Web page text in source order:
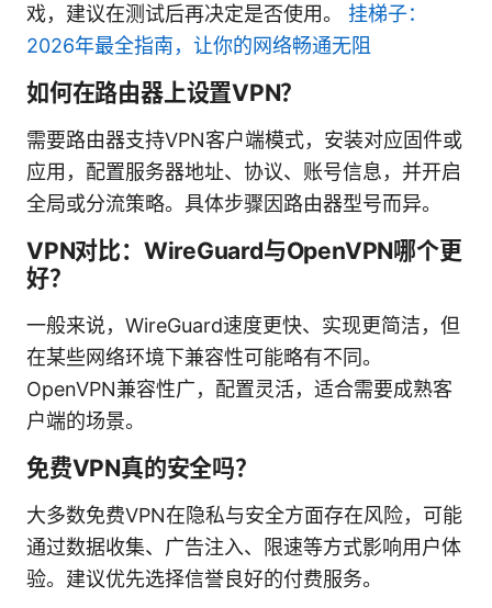
戏，建议在测试后再决定是否使用。 挂梯子：
2026年最全指南，让你的网络畅通无阻
如何在路由器上设置VPN？
需要路由器支持VPN客户端模式，安装对应固件或
应用，配置服务器地址、协议、账号信息，并开启
全局或分流策略。具体步骤因路由器型号而异。
VPN对比：WireGuard与OpenVPN哪个更
好？
一般来说，WireGuard速度更快、实现更简洁，但
在某些网络环境下兼容性可能略有不同。
OpenVPN兼容性广，配置灵活，适合需要成熟客
户端的场景。
免费VPN真的安全吗？
大多数免费VPN在隐私与安全方面存在风险，可能
通过数据收集、广告注入、限速等方式影响用户体
验。建议优先选择信誉良好的付费服务。